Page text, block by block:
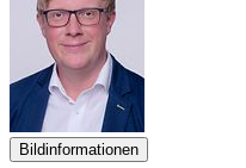
Bildinformationen